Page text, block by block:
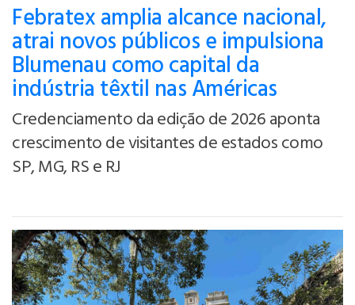
Febratex amplia alcance nacional,
atrai novos públicos e impulsiona
Blumenau como capital da
indústria têxtil nas Américas
Credenciamento da edição de 2026 aponta
crescimento de visitantes de estados como
SP, MG, RS e RJ